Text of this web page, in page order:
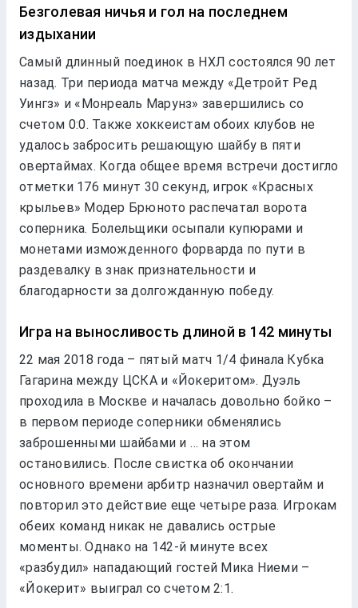
Безголевая ничья и гол на последнем
издыхании
Самый длинный поединок в НХЛ состоялся 90 лет
назад. Три периода матча между «Детройт Ред
Уингз» и «Монреаль Марунз» завершились со
счетом 0:0. Также хоккеистам обоих клубов не
удалось забросить решающую шайбу в пяти
овертаймах. Когда общее время встречи достигло
отметки 176 минут 30 секунд, игрок «Красных
крыльев» Модер Брюното распечатал ворота
соперника. Болельщики осыпали купюрами и
монетами изможденного форварда по пути в
раздевалку в знак признательности и
благодарности за долгожданную победу.
Игра на выносливость длиной в 142 минуты
22 мая 2018 года – пятый матч 1/4 финала Кубка
Гагарина между ЦСКА и «Йокеритом». Дуэль
проходила в Москве и началась довольно бойко –
в первом периоде соперники обменялись
заброшенными шайбами и … на этом
остановились. После свистка об окончании
основного времени арбитр назначил овертайм и
повторил это действие еще четыре раза. Игрокам
обеих команд никак не давались острые
моменты. Однако на 142-й минуте всех
«разбудил» нападающий гостей Мика Ниеми –
«Йокерит» выиграл со счетом 2:1.